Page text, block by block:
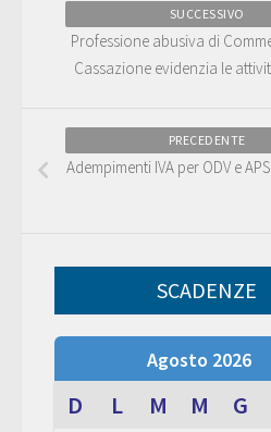
SUCCESSIVO
Professione abusiva di
Cassazione evidenzia le
PRECEDENTE
Adempimenti IVA per ODV e
SCADENZE
Agosto 2026
D L M M G